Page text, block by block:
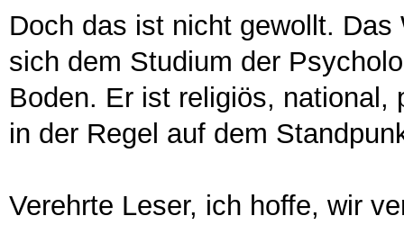
Doch das ist nicht gewollt.
sich dem Studium der
Boden. Er ist religiös,
in der Regel auf dem
Verehrte Leser, ich hoffe, wir